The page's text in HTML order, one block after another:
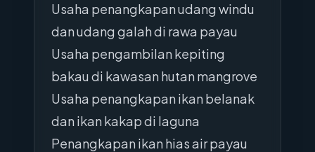
Usaha penangkapan udang windu
dan udang galah di rawa payau
Usaha pengambilan kepiting
bakau di kawasan hutan mangrove
Usaha penangkapan ikan belanak
dan ikan kakap di laguna
Penangkapan ikan hias air payau